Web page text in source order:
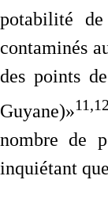
potabilité
contaminés
des points
Guyane)»11,12
nombre de
inquiétant